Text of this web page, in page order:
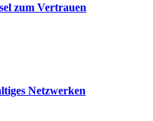
zum Vertrauen
Netzwerken